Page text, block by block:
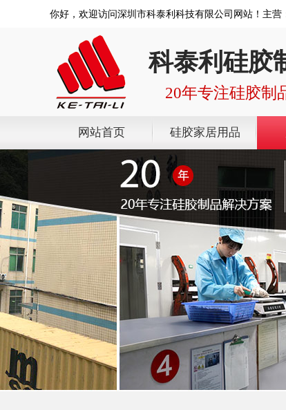
你好，欢迎访问深圳市科泰利科技有限公司网站！主
科泰利硅胶
20年专注硅胶制
网站首页 硅胶家居用品